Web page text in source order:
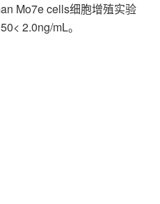
Mo7e cells细胞增殖实验
2.0ng/mL。